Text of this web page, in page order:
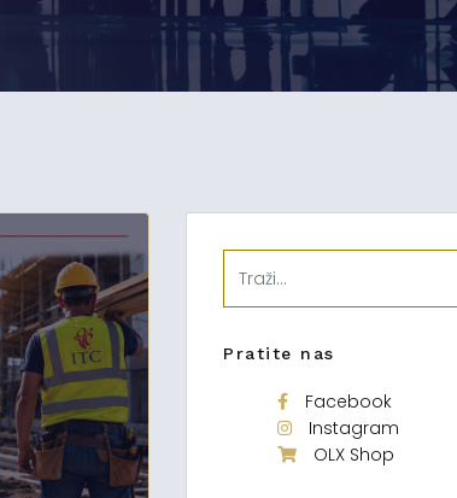
Pratite nas
Facebook
Instagram
OLX Shop